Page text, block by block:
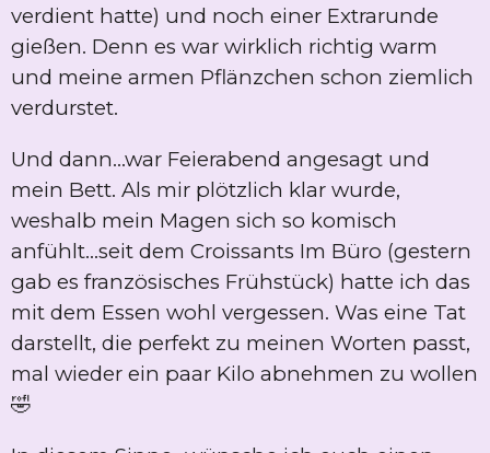
verdient hatte) und noch einer Extrarunde
gießen. Denn es war wirklich richtig warm
und meine armen Pflänzchen schon ziemlich
verdurstet.
Und dann...war Feierabend angesagt und
mein Bett. Als mir plötzlich klar wurde,
weshalb mein Magen sich so komisch
anfühlt...seit dem Croissants Im Büro (gestern
gab es französisches Frühstück) hatte ich das
mit dem Essen wohl vergessen. Was eine Tat
darstellt, die perfekt zu meinen Worten passt,
mal wieder ein paar Kilo abnehmen zu wollen
🤣